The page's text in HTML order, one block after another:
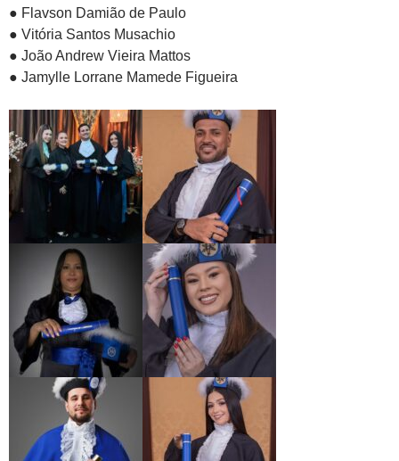
● Flavson Damião de Paulo
● Vitória Santos Musachio
● João Andrew Vieira Mattos
● Jamylle Lorrane Mamede Figueira